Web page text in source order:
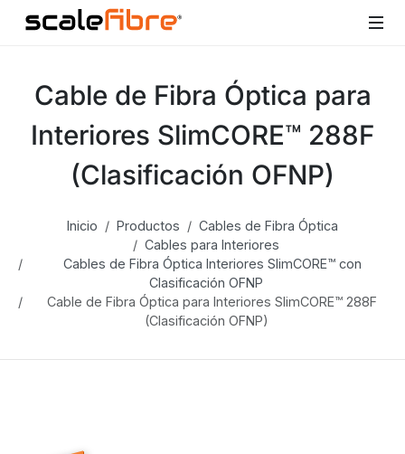
Cable de Fibra Óptica para
Interiores SlimCORE™ 288F
(Clasificación OFNP)
Inicio Productos
Cables de Fibra Óptica
Cables para Interiores
Cables de Fibra Óptica Interiores SlimCORE™ con
Clasificación OFNP
Cable de Fibra Óptica para Interiores SlimCORE™ 288F
(Clasificación OFNP)